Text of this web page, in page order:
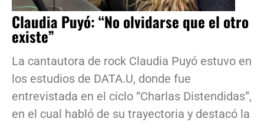
Claudia Puyó: “No olvidarse que el otro
existe”
La cantautora de rock Claudia Puyó estuvo en
los estudios de DATA.U, donde fue
entrevistada en el ciclo “Charlas Distendidas”,
en el cual habló de su trayectoria y destacó la